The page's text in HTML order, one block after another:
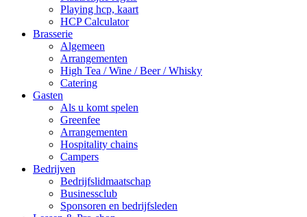
Playing hcp, kaart
HCP Calculator
Brasserie
Algemeen
Arrangementen
High Tea / Wine / Beer / Whisky
Catering
Gasten
Als u komt spelen
Greenfee
Arrangementen
Hospitality chains
Campers
Bedrijven
Bedrijfslidmaatschap
Businessclub
Sponsoren en bedrijfsleden